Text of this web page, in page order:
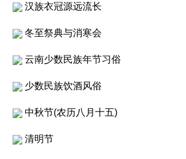
汉族衣冠源远流长
冬至祭典与消寒会
云南少数民族年节习俗
少数民族饮酒风俗
中秋节(农历八月十五)
清明节